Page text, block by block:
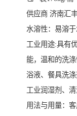
供应商 济南汇
水溶性：易溶
工业用途:具有
能，温和的洗
浴液、餐具洗
工业润湿剂、
用法与用量：